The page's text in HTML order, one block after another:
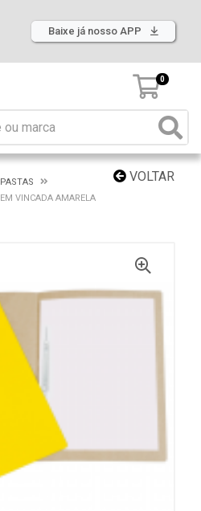
Baixe já nosso APP
0
VOLTAR
PASTAS
VINCADA AMARELA